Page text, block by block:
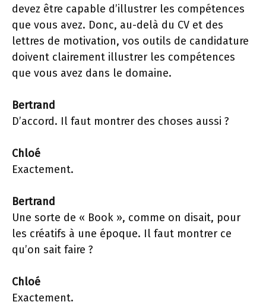
devez être capable d’illustrer les compétences
que vous avez. Donc, au-delà du CV et des
lettres de motivation, vos outils de candidature
doivent clairement illustrer les compétences
que vous avez dans le domaine.
Bertrand
D’accord. Il faut montrer des choses aussi ?
Chloé
Exactement.
Bertrand
Une sorte de « Book », comme on disait, pour
les créatifs à une époque. Il faut montrer ce
qu’on sait faire ?
Chloé
Exactement.